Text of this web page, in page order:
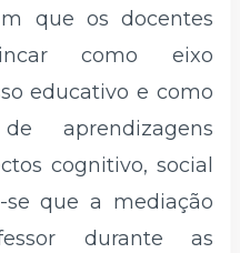
que os docentes
como eixo
educativo e como
aprendizagens
cognitivo, social
se que a mediação
durante as